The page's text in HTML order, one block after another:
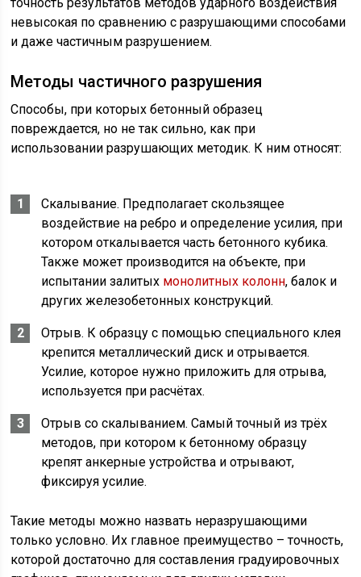
невысокая по сравнению с разрушающими способами
и даже частичным разрушением.
Методы частичного разрушения
Способы, при которых бетонный образец
повреждается, но не так сильно, как при
использовании разрушающих методик. К ним относят:
Скалывание. Предполагает скользящее
воздействие на ребро и определение усилия, при
котором откалывается часть бетонного кубика.
Также может производится на объекте, при
испытании залитых монолитных колонн, балок и
других железобетонных конструкций.
Отрыв. К образцу с помощью специального клея
крепится металлический диск и отрывается.
Усилие, которое нужно приложить для отрыва,
используется при расчётах.
Отрыв со скалыванием. Самый точный из трёх
методов, при котором к бетонному образцу
крепят анкерные устройства и отрывают,
фиксируя усилие.
Такие методы можно назвать неразрушающими
только условно. Их главное преимущество – точность,
которой достаточно для составления градуировочных